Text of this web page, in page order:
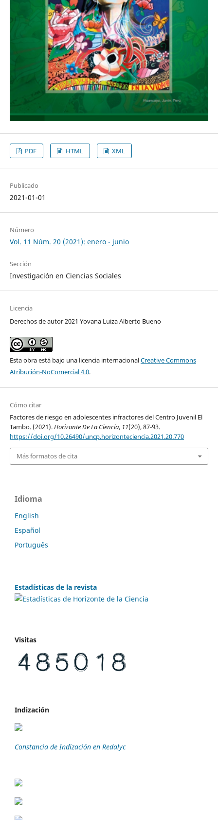
PDF HTML XML
Publicado
2021-01-01
Número
Vol. 11 Núm. 20 (2021): enero - junio
Sección
Investigación en Ciencias Sociales
Licencia
Derechos de autor 2021 Yovana Luiza Alberto Bueno
Esta obra está bajo una licencia internacionalCreative Commons
Atribución-NoComercial 4.0.
Cómo citar
Factores de riesgo en adolescentes infractores del Centro Juvenil El
Tambo. (2021).Horizonte De La Ciencia, 11(20), 87-93.
https://doi.org/10.26490/uncp.horizonteciencia.2021.20.770
Más formatos de cita
Idioma
English
Español
Português
Estadísticas de la revista
Visitas
Indización
Constancia de Indización en Redalyc